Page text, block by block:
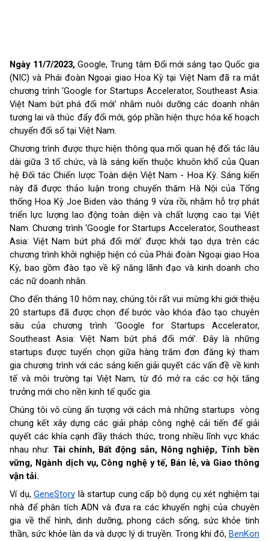
Ngày 11/7/2023, Google, Trung tâm Đổi mới sáng tạo Quốc gia
(NIC) và Phái đoàn Ngoại giao Hoa Kỳ tại Việt Nam đã ra mắt
chương trình ‘Google for Startups Accelerator, Southeast Asia:
Việt Nam bứt phá đổi mới’ nhằm nuôi dưỡng các doanh nhân
tương lai và thúc đẩy đổi mới, góp phần hiện thực hóa kế hoạch
chuyển đổi số tại Việt Nam.
Chương trình được thực hiện thông qua mối quan hệ đối tác lâu
dài giữa 3 tổ chức, và là sáng kiến thuộc khuôn khổ của Quan
hệ Đối tác Chiến lược Toàn diện Việt Nam - Hoa Kỳ. Sáng kiến
này đã được thảo luận trong chuyến thăm Hà Nội của Tổng
thống Hoa Kỳ Joe Biden vào tháng 9 vừa rồi, nhằm hỗ trợ phát
triển lực lượng lao động toàn diện và chất lượng cao tại Việt
Nam. Chương trình ‘Google for Startups Accelerator, Southeast
Asia: Việt Nam bứt phá đổi mới’ được khởi tạo dựa trên các
chương trình khởi nghiệp hiện có của Phái đoàn Ngoại giao Hoa
Kỳ, bao gồm đào tạo về kỹ năng lãnh đạo và kinh doanh cho
các nữ doanh nhân.
Cho đến tháng 10 hôm nay, chúng tôi rất vui mừng khi giới thiệu
20 startups đã được chọn để bước vào khóa đào tạo chuyên
sâu của chương trình ‘Google for Startups Accelerator,
Southeast Asia: Việt Nam bứt phá đổi mới’. Đây là những
startups được tuyển chọn giữa hàng trăm đơn đăng ký tham
gia chương trình với các sáng kiến giải quyết các vấn đề về kinh
tế và môi trường tại Việt Nam, từ đó mở ra các cơ hội tăng
trưởng mới cho nền kinh tế quốc gia.
Chúng tôi vô cùng ấn tượng với cách mà những startups  vòng
chung kết xây dựng các giải pháp công nghệ cải tiến để giải
quyết các khía cạnh đầy thách thức, trong nhiều lĩnh vực khác
nhau như: Tài chính, Bất động sản, Nông nghiệp, Tính bền
vững, Ngành dịch vụ, Công nghệ y tế, Bán lẻ, và Giao thông
vận tải.
Ví dụ, GeneStory là startup cung cấp bộ dụng cụ xét nghiệm tại
nhà để phân tích ADN và đưa ra các khuyến nghị của chuyên
gia về thể hình, dinh dưỡng, phong cách sống, sức khỏe tinh
thần, sức khỏe làn da và dược lý di truyền. Trong khi đó, BenKon